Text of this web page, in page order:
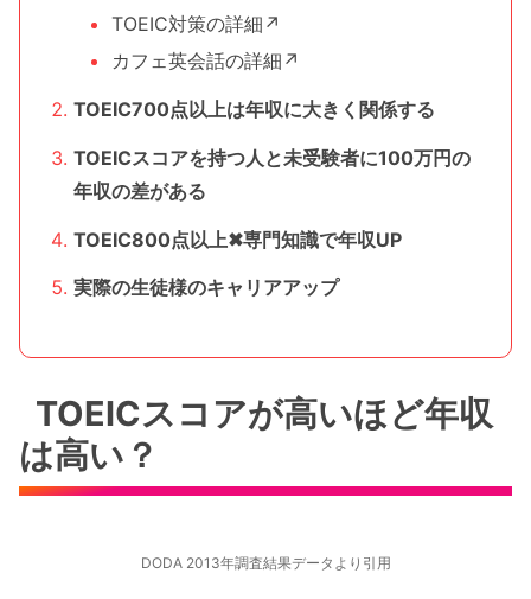
TOEIC対策の詳細↗
カフェ英会話の詳細↗
TOEIC700点以上は年収に大きく関係する
TOEICスコアを持つ人と未受験者に100万円の
年収の差がある
TOEIC800点以上✖︎専門知識で年収UP
実際の生徒様のキャリアアップ
TOEICスコアが高いほど年収
は高い？
DODA 2013年調査結果データより引用